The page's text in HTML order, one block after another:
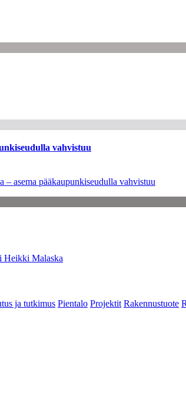
vahvistuu
asema pääkaupunkiseudulla vahvistuu
Heikki Malaska
ja tutkimus Pientalo Projektit Rakennustuote